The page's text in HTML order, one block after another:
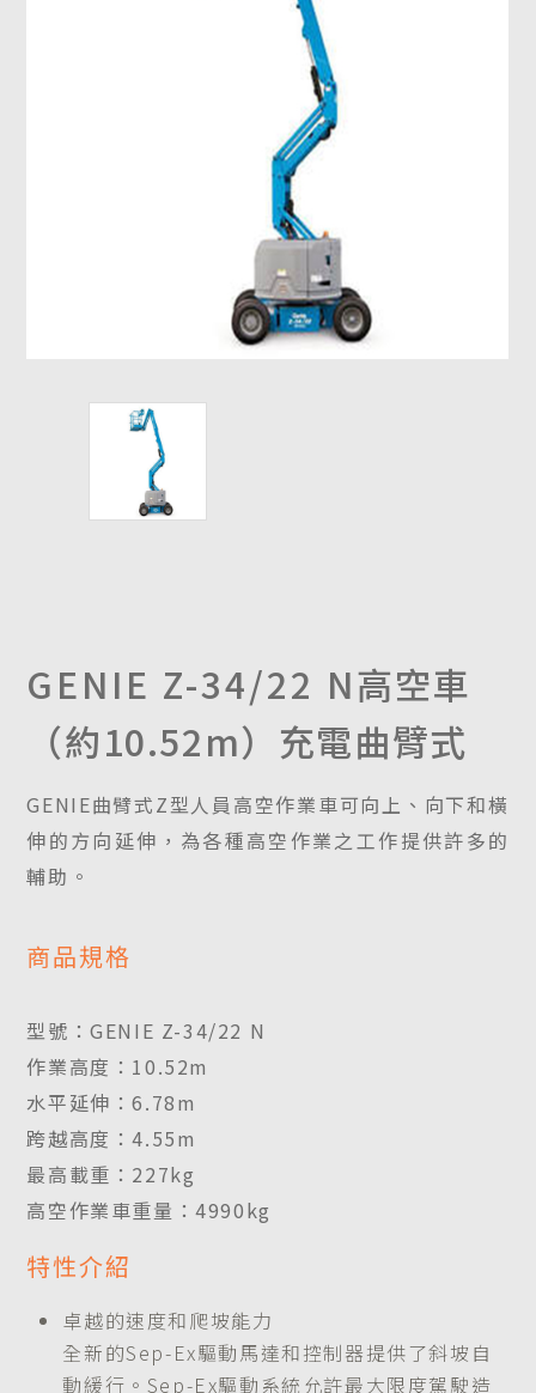
GENIE Z-34/22 N高空車
（約10.52m）充電曲臂式
GENIE曲臂式Z型人員高空作業車可向上、向下和橫
伸的方向延伸，為各種高空作業之工作提供許多的
輔助。
商品規格
型號：GENIE Z-34/22 N
作業高度：10.52m
水平延伸：6.78m
跨越高度：4.55m
最高載重：227kg
高空作業車重量：4990kg
特性介紹
卓越的速度和爬坡能力
全新的Sep-Ex驅動馬達和控制器提供了斜坡自
動緩行。Sep-Ex驅動系統允許最大限度駕駛造